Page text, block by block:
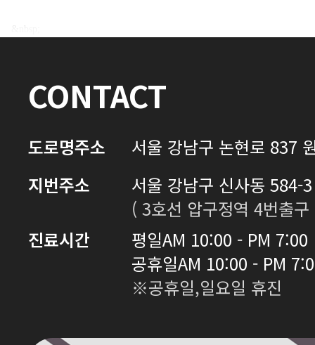
CONTACT
도로명주소
서울 강남구 논현로 837
지번주소
서울 강남구 신사동 584-
( 3호선 압구정역 4번출
진료시간
평일AM 10:00 - PM 7:00
공휴일AM 10:00 - PM
※공휴일,일요일 휴진